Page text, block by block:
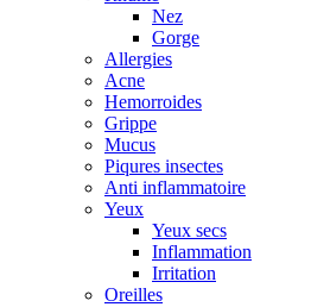
Nez
Gorge
Allergies
Acne
Hemorroides
Grippe
Mucus
Piqures insectes
Anti inflammatoire
Yeux
Yeux secs
Inflammation
Irritation
Oreilles